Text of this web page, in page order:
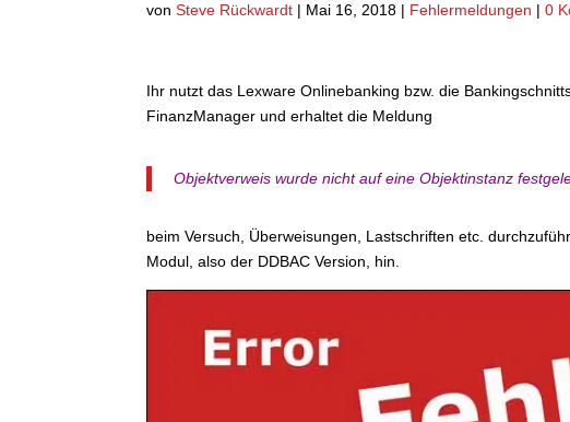
vonSteve Rückwardt | Mai 16, 2018 | Fehlermeldungen |0
Ihr nutzt das Lexware Onlinebanking bzw. die
FinanzManager und erhaltet die Meldung
Objektverweis wurde nicht auf eine Objektinstanz
beim Versuch, Überweisungen, Lastschriften etc.
Modul, also der DDBAC Version, hin.